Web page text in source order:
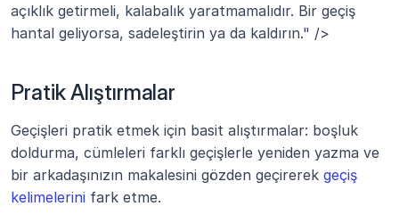
açıklık getirmeli, kalabalık yaratmamalıdır. Bir geçiş
hantal geliyorsa, sadeleştirin ya da kaldırın." />
Pratik Alıştırmalar
Geçişleri pratik etmek için basit alıştırmalar: boşluk
doldurma, cümleleri farklı geçişlerle yeniden yazma ve
bir arkadaşınızın makalesini gözden geçirerek geçiş
kelimelerini fark etme.